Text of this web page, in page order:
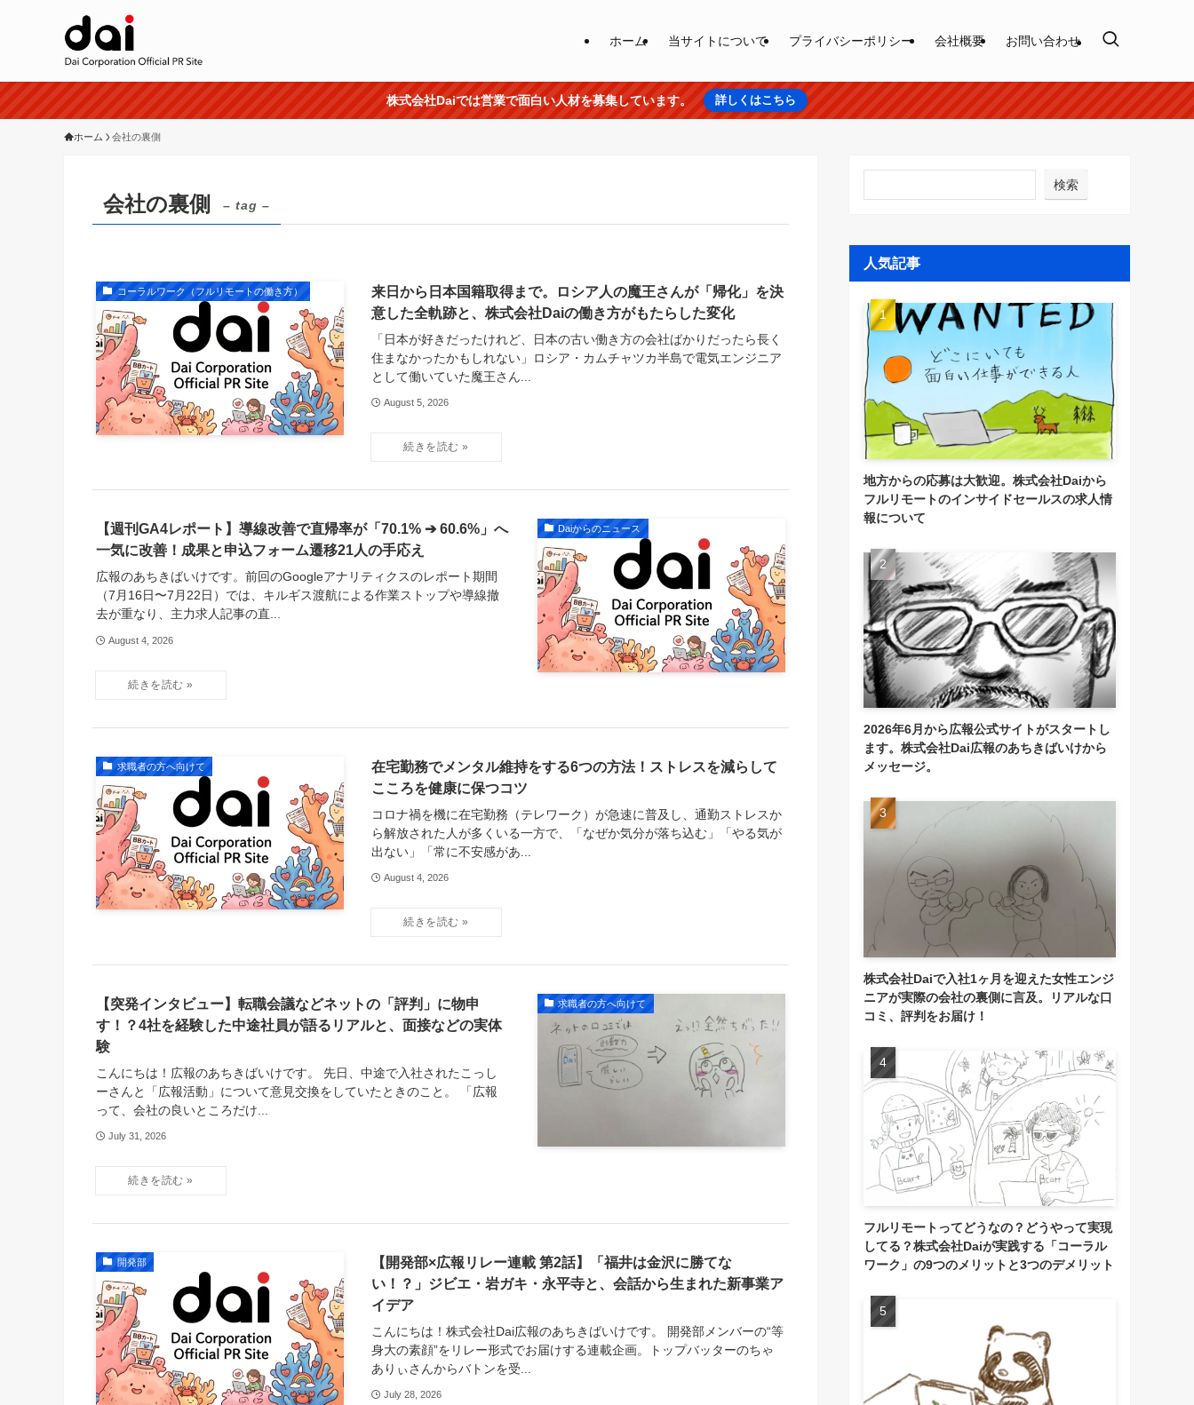
ホーム 当サイトについて プライバシーポリシー 会社概要 お問い合わせ
株式会社Daiでは営業で面白い人材を募集しています。 詳しくはこちら
ホーム 会社の裏側
会社の裏側 – tag –
コーラルワーク（フルリモートの働き方）
来日から日本国籍取得まで。ロシア人の魔王さんが「帰化」を決
意した全軌跡と、株式会社Daiの働き方がもたらした変化
「日本が好きだったけれど、日本の古い働き方の会社ばかりだったら長く
住まなかったかもしれない」ロシア・カムチャツカ半島で電気エンジニア
として働いていた魔王さん...
August 5, 2026
Daiからのニュース
【週刊GA4レポート】導線改善で直帰率が「70.1% ➔ 60.6%」へ
一気に改善！成果と申込フォーム遷移21人の手応え
広報のあちきばいけです。前回のGoogleアナリティクスのレポート期間
（7月16日〜7月22日）では、キルギス渡航による作業ストップや導線撤
去が重なり、主力求人記事の直...
August 4, 2026
求職者の方へ向けて
在宅勤務でメンタル維持をする6つの方法！ストレスを減らして
こころを健康に保つコツ
コロナ禍を機に在宅勤務（テレワーク）が急速に普及し、通勤ストレスか
ら解放された人が多くいる一方で、「なぜか気分が落ち込む」「やる気が
出ない」「常に不安感があ...
August 4, 2026
求職者の方へ向けて
【突発インタビュー】転職会議などネットの「評判」に物申
す！？4社を経験した中途社員が語るリアルと、面接などの実体
験
こんにちは！広報のあちきばいけです。 先日、中途で入社されたこっし
ーさんと「広報活動」について意見交換をしていたときのこと。 「広報
って、会社の良いところだけ...
July 31, 2026
開発部
【開発部×広報リレー連載 第2話】「福井は金沢に勝てな
い！？」ジビエ・岩ガキ・永平寺と、会話から生まれた新事業ア
イデア
こんにちは！株式会社Dai広報のあちきばいけです。 開発部メンバーの“等
身大の素顔”をリレー形式でお届けする連載企画。トップバッターのちゃ
ありぃさんからバトンを受...
July 28, 2026
検索
人気記事
地方からの応募は大歓迎。株式会社Daiから
フルリモートのインサイドセールスの求人情
報について
2026年6月から広報公式サイトがスタートし
ます。株式会社Dai広報のあちきばいけから
メッセージ。
株式会社Daiで入社1ヶ月を迎えた女性エンジ
ニアが実際の会社の裏側に言及。リアルな口
コミ、評判をお届け！
フルリモートってどうなの？どうやって実現
してる？株式会社Daiが実践する「コーラル
ワーク」の9つのメリットと3つのデメリット